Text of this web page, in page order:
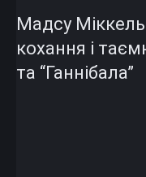
Мадсу
кохання і
та “Ганнібала”